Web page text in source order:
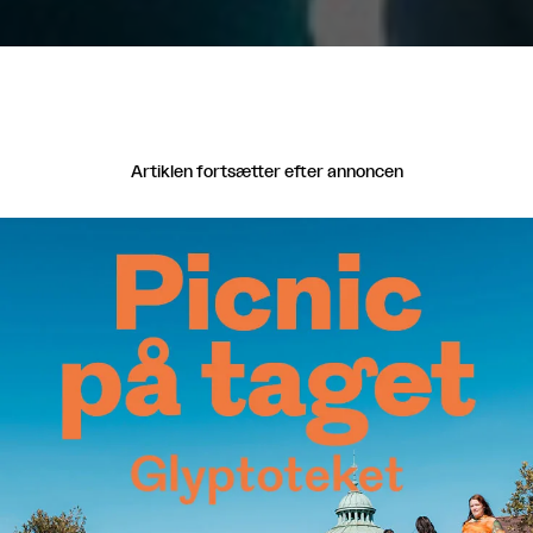
Artiklen fortsætter efter annoncen